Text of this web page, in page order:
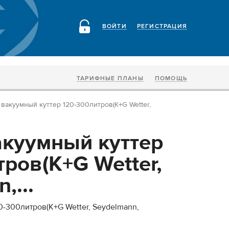
РЕГИСТРАЦИЯ
ВОЙТИ
ТАРИФНЫЕ ПЛАНЫ ПОМОЩЬ
куттер 120-300литров(K+G Wetter,
куттер
Wetter,
Wetter, Seydelmann,